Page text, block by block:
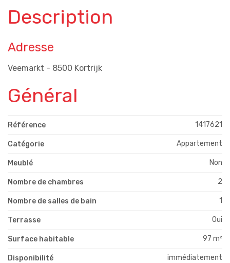
Description
Adresse
Veemarkt - 8500 Kortrijk
Général
Référence 1417621
Catégorie Appartement
Meublé Non
Nombre de chambres 2
Nombre de salles de bain 1
Terrasse Oui
Surface habitable 97 m²
Disponibilité immédiatement